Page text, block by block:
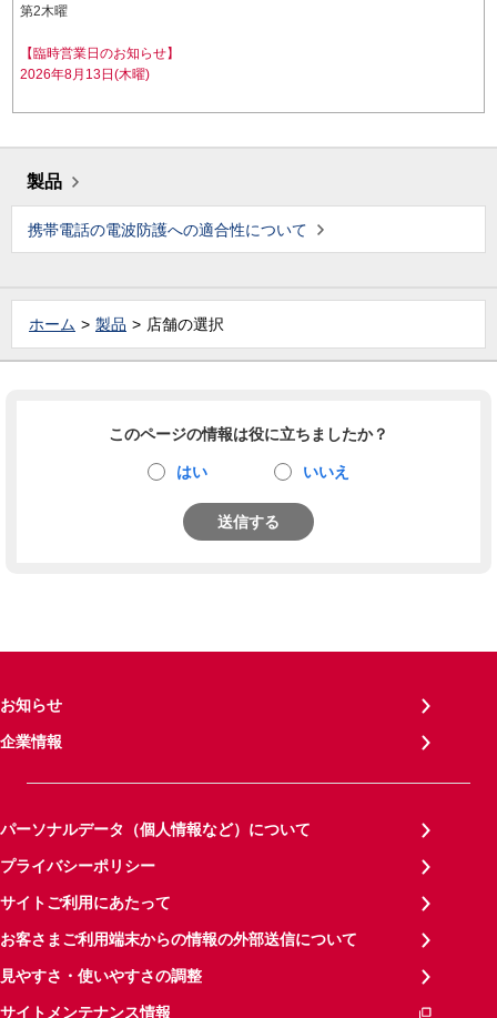
第2木曜
【臨時営業日のお知らせ】
2026年8月13日(木曜)
製品
携帯電話の電波防護への適合性について
ホーム 製品 店舗の選択
このページの情報は役に立ちましたか？
はい いいえ
送信する
お知らせ
企業情報
パーソナルデータ（個人情報など）について
プライバシーポリシー
サイトご利用にあたって
お客さまご利用端末からの情報の外部送信について
見やすさ・使いやすさの調整
サイトメンテナンス情報